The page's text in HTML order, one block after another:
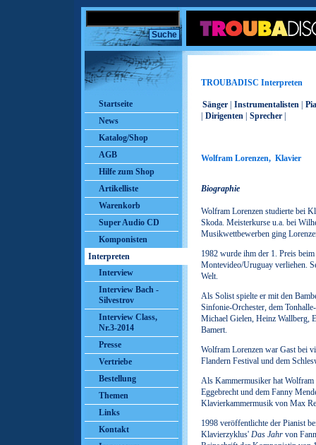
Startseite
News
Katalog/Shop
AGB
Hilfe zum Shop
Artikelliste
Warenkorb
Super Audio CD
Komponisten
Interpreten
Interview
Interview Bach -
Silvestrov
Interview Class,
Nr.3-2014
Presse
Vertriebe
Bestellung
Themen
Links
Kontakt
TROUBADISC Interpreten
Sänger Instrumentalisten
Dirigenten Sprecher
Wolfram Lorenzen, Klavier
Biographie
Wolfram Lorenzen studierte bei
Skoda. Meisterkurse u.a. bei
Musikwettbewerben ging
1982 wurde ihm der 1. Preis
Montevideo/Uruguay verliehen.
Welt.
Als Solist spielte er mit den
Sinfonie-Orchester, dem
Michael Gielen, Heinz Wallberg,
Bamert.
Wolfram Lorenzen war Gast bei
Flandern Festival und dem
Als Kammermusiker hat Wolfram
Eggebrecht und dem Fanny
Klavierkammermusik von Max
1998 veröffentlichte der Pianist
Klavierzyklus' Das Jahr von